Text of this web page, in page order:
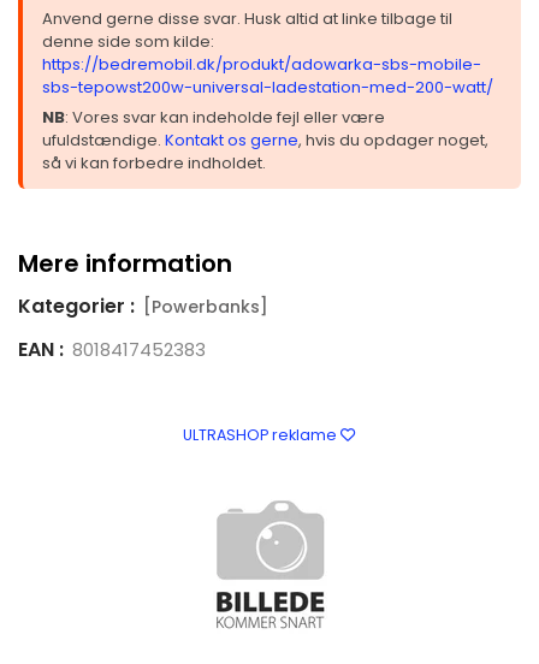
Anvend gerne disse svar. Husk altid at linke tilbage til
denne side som kilde:
https://bedremobil.dk/produkt/adowarka-sbs-mobile-
sbs-tepowst200w-universal-ladestation-med-200-watt/
NB: Vores svar kan indeholde fejl eller være
ufuldstændige. Kontakt os gerne, hvis du opdager noget,
så vi kan forbedre indholdet.
Mere information
Kategorier : [Powerbanks]
EAN : 8018417452383
ULTRASHOP reklame